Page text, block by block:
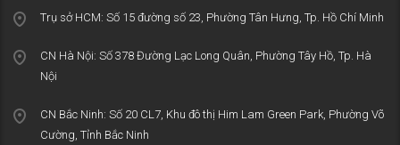
Trụ sở HCM: Số 15 đường số 23, Phường Tân Hưng, Tp. Hồ Chí Minh
CN Hà Nội: Số 378 Đường Lạc Long Quân, Phường Tây Hồ, Tp. Hà
Nội
CN Bắc Ninh: Số 20 CL7, Khu đô thị Him Lam Green Park, Phường Võ
Cường, Tỉnh Bắc Ninh